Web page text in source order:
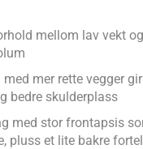
mellom lav vekt
med mer rette vegger
bedre skulderplass
med stor frontapsis
pluss et lite bakre